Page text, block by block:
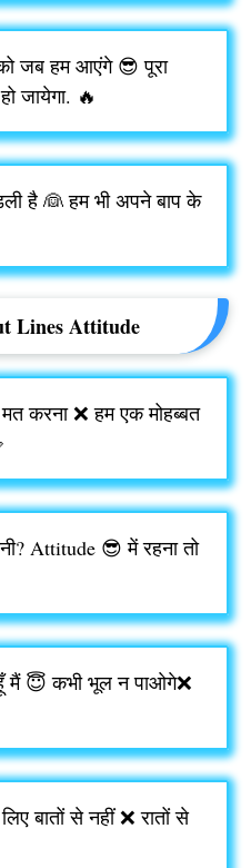
जब हम आएंगे 😎 पूरा
जायेगा. 🔥
है 👰 हम भी अपने बाप के
Lines Attitude
करना ❌ हम एक मोहब्बत
Attitude 😎 में रहना तो
मैं 😇 कभी भूल न पाओगे❌
बातों से नहीं ❌ रातों से